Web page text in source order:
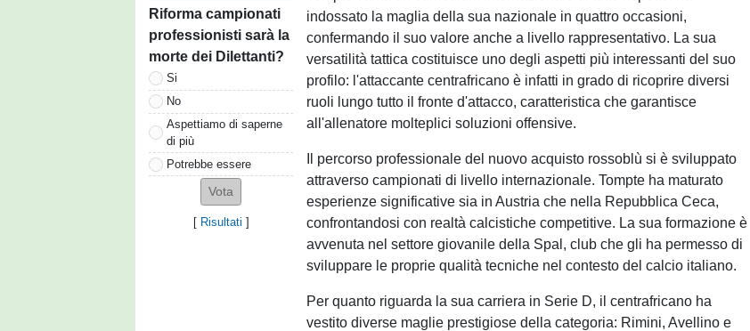
Riforma campionati
professionisti sarà la
morte dei Dilettanti?
Si
No
Aspettiamo di saperne
di più
Potrebbe essere
[ Risultati ]
indossato la maglia della sua nazionale in quattro occasioni,
confermando il suo valore anche a livello rappresentativo. La sua
versatilità tattica costituisce uno degli aspetti più interessanti del suo
profilo: l'attaccante centrafricano è infatti in grado di ricoprire diversi
ruoli lungo tutto il fronte d'attacco, caratteristica che garantisce
all'allenatore molteplici soluzioni offensive.
Il percorso professionale del nuovo acquisto rossoblù si è sviluppato
attraverso campionati di livello internazionale. Tompte ha maturato
esperienze significative sia in Austria che nella Repubblica Ceca,
confrontandosi con realtà calcistiche competitive. La sua formazione è
avvenuta nel settore giovanile della Spal, club che gli ha permesso di
sviluppare le proprie qualità tecniche nel contesto del calcio italiano.
Per quanto riguarda la sua carriera in Serie D, il centrafricano ha
vestito diverse maglie prestigiose della categoria: Rimini, Avellino e